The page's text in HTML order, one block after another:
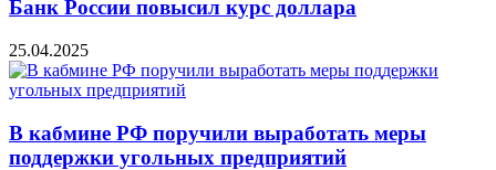
Банк России повысил курс доллара
25.04.2025
В кабмине РФ поручили выработать меры
поддержки угольных предприятий